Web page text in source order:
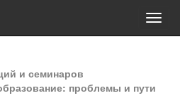
и семинаров
проблемы и пути